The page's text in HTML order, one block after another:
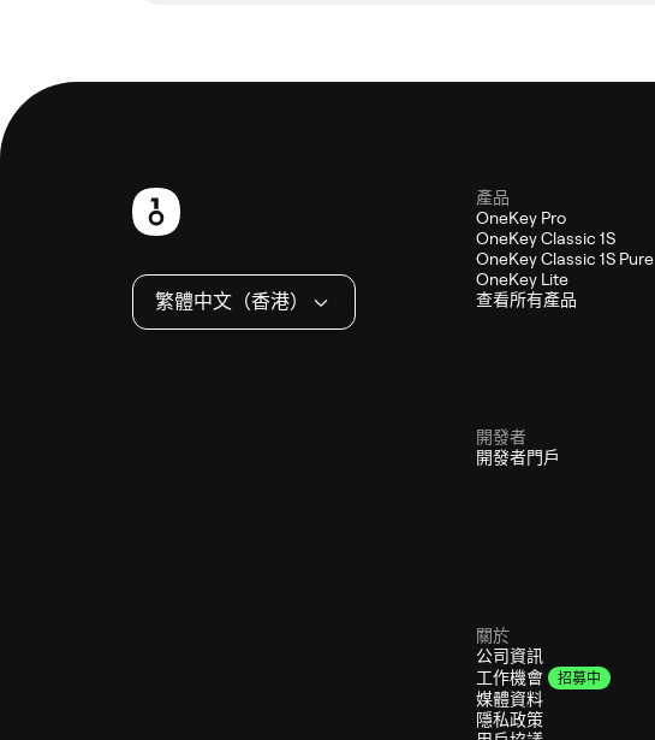
繁體中文（香港）
產品
OneKey Pro
OneKey Classic 1S
OneKey Classic 1S Pure
OneKey Lite
查看所有產品
開發者
開發者門戶
關於
公司資訊
工作機會
招募中
媒體資料
隱私政策